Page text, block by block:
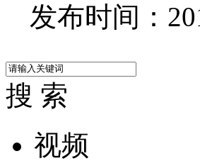
发布时间：
搜 索
视频